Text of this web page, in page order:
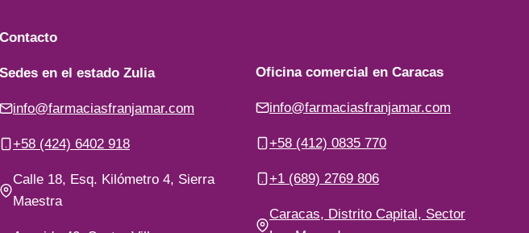
Contacto
Sedes en el estado Zulia
info@farmaciasfranjamar.com
+58 (424) 6402 918
Calle 18, Esq. Kilómetro 4, Sierra
Maestra
Oficina comercial en Caracas
info@farmaciasfranjamar.com
+58 (412) 0835 770
+1 (689) 2769 806
Caracas, Distrito Capital, Sector